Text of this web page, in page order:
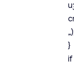
}
if